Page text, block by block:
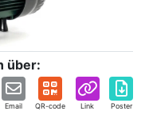
über:
Email QR-code Link Poster